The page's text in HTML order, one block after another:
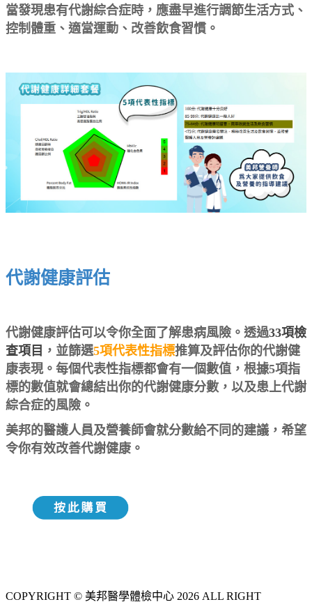
當發現患有代謝綜合症時，應盡早進行調節生活方式、
控制體重、適當運動、改善飲食習慣。
代謝健康評估
代謝健康評估可以令你全面了解患病風險。透過33項檢
查項目 ，並篩選5項代表性指標推算及評估你的代謝健
康表現。每個代表性指標都會有一個數值，根據5項指
標的數值就會總結出你的代謝健康分數，以及患上代謝
綜合症的風險。
美邦的醫護人員及營養師會就分數給不同的建議，希望
令你有效改善代謝健康。
COPYRIGHT © 美邦醫學體檢中心 2026 ALL RIGHT